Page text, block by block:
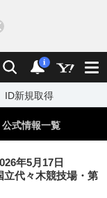
検索 通知
i
ID新規取得
公式情報一覧
年5月17日
立代々木競技場・第